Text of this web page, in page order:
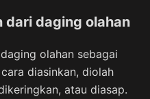
dari daging olahan
olahan sebagai
diasinkan, diolah
atau diasap.